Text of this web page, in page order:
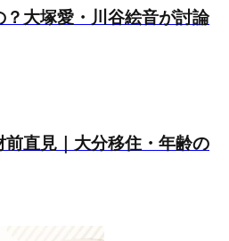
大塚愛・川谷絵音が討論
直見｜大分移住・年齢の